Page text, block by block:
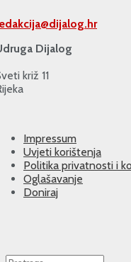
dijalog.hr
Dijalog
križ 11
Impressum
Uvjeti korištenja
Politika privatnosti i
Oglašavanje
Doniraj